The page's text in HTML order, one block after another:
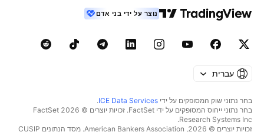
נוצר על ידי בני אדם
עברית
בחר נתוני שוק המסופקים על ידי ICE Data Services
.
בחר נתוני ייחוס המסופקים על ידי FactSet. זכויות יוצרים © 2026 ‏FactSet
Research Systems Inc.‏
זכויות יוצרים © 2026, ‏American Bankers Association. מסד הנתונים CUSIP